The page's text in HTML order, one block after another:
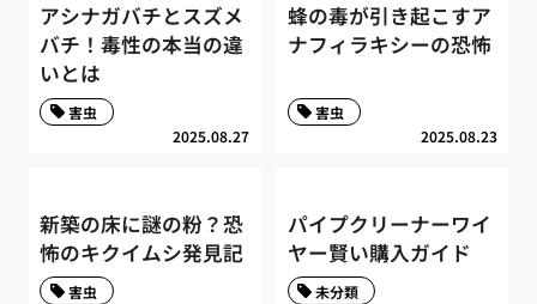
アシナガバチとスズメ
バチ！毒性の本当の違
いとは
2025.08.27
害虫
蜂の毒が引き起こすア
ナフィラキシーの恐怖
2025.08.23
害虫
新築の床に謎の粉？恐
怖のキクイムシ発見記
害虫
パイプクリーナーワイ
ヤー賢い購入ガイド
未分類